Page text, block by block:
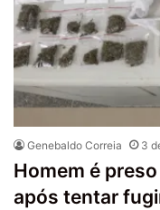
Genebaldo Correia 3
Homem é
após tentar